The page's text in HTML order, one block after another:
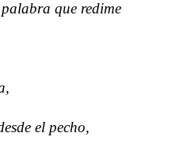
que redime
el pecho,